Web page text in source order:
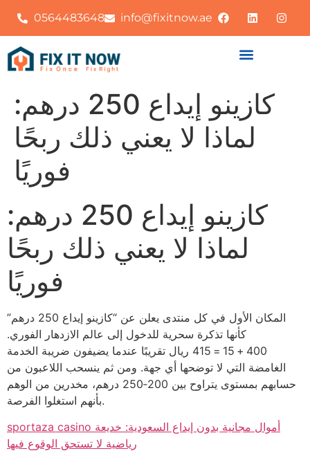
0564483648 info@fixitnow.ae
كازينو إيداع 250 درهم:
لماذا لا يعني ذلك ربحًا
فوريًا
كازينو إيداع 250 درهم:
لماذا لا يعني ذلك ربحًا
فوريًا
المكان الأول في كل منتدى يعلن عن “كازينو إيداع 250 درهم”
كأنها تذكرة سحرية للدخول إلى عالم الازدهار الفوري.
400 + 15 = 415 ريال تقريبًا عندما يضيفون ضريبة الخدمة
الغامضة التي لا توضحها أي جهة. ومن ثم ينسحب اللاعبون من
حسابهم بمستوى يتراوح بين 200‑250 درهم، مخدرين من الوهم
بأنهم استغلوا الفرصة.
sportaza casino أموال مجانية بدون إيداع السعودية: خديعة
رياضية لا تستحق الوقوع فيها